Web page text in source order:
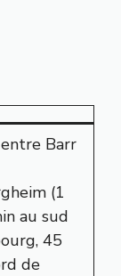
entre Barr
(1
au sud
45
de